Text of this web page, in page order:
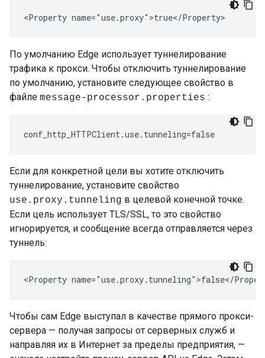
<Property name="use.proxy">true</Property>
По умолчанию Edge использует туннелирование
трафика к прокси. Чтобы отключить туннелирование
по умолчанию, установите следующее свойство в
файле message-processor.properties :
conf_http_HTTPClient.use.tunneling=false
Если для конкретной цели вы хотите отключить
туннелирование, установите свойство
use.proxy.tunneling в целевой конечной точке.
Если цель использует TLS/SSL, то это свойство
игнорируется, и сообщение всегда отправляется через
туннель:
<Property name="use.proxy.tunneling">false</
Чтобы сам Edge выступал в качестве прямого прокси-
сервера — получая запросы от серверных служб и
направляя их в Интернет за пределы предприятия, —